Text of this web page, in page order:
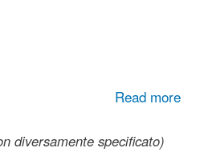
Read more
religioso: capirne le cause e
diversamente specificato)